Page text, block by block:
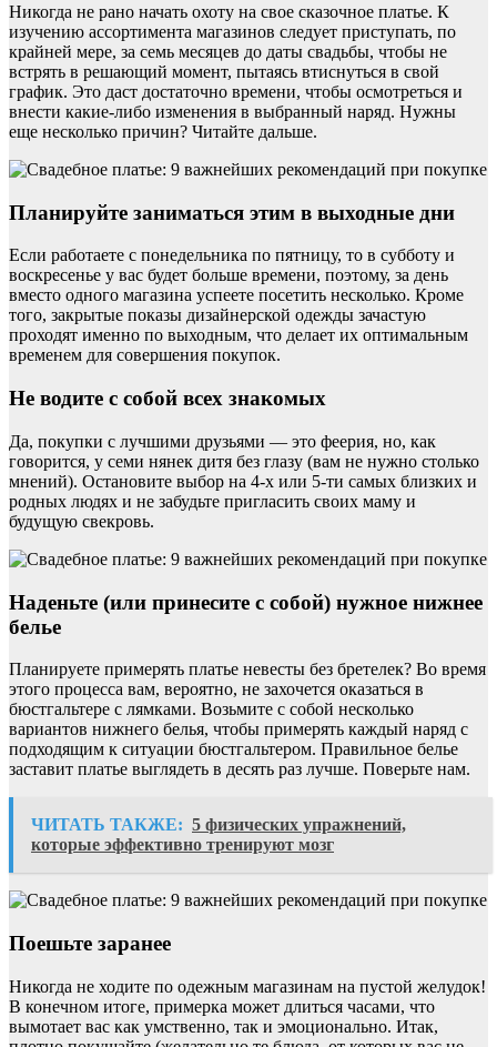
Никогда не рано начать охоту на свое сказочное платье. К
изучению ассортимента магазинов следует приступать, по
крайней мере, за семь месяцев до даты свадьбы, чтобы не
встрять в решающий момент, пытаясь втиснуться в свой
график. Это даст достаточно времени, чтобы осмотреться и
внести какие-либо изменения в выбранный наряд. Нужны
еще несколько причин? Читайте дальше.
Планируйте заниматься этим в выходные дни
Если работаете с понедельника по пятницу, то в субботу и
воскресенье у вас будет больше времени, поэтому, за день
вместо одного магазина успеете посетить несколько. Кроме
того, закрытые показы дизайнерской одежды зачастую
проходят именно по выходным, что делает их оптимальным
временем для совершения покупок.
Не водите с собой всех знакомых
Да, покупки с лучшими друзьями — это феерия, но, как
говорится, у семи нянек дитя без глазу (вам не нужно столько
мнений). Остановите выбор на 4-х или 5-ти самых близких и
родных людях и не забудьте пригласить своих маму и
будущую свекровь.
Наденьте (или принесите с собой) нужное нижнее
белье
Планируете примерять платье невесты без бретелек? Во время
этого процесса вам, вероятно, не захочется оказаться в
бюстгальтере с лямками. Возьмите с собой несколько
вариантов нижнего белья, чтобы примерять каждый наряд с
подходящим к ситуации бюстгальтером. Правильное белье
заставит платье выглядеть в десять раз лучше. Поверьте нам.
ЧИТАТЬ ТАКЖЕ: 5 физических упражнений,
которые эффективно тренируют мозг
Поешьте заранее
Никогда не ходите по одежным магазинам на пустой желудок!
В конечном итоге, примерка может длиться часами, что
вымотает вас как умственно, так и эмоционально. Итак,